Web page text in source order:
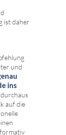
ist daher
und
ins
auf die